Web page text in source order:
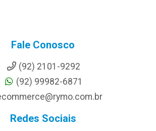
Fale Conosco
(92) 2101-9292
(92) 99982-6871
Redes Sociais